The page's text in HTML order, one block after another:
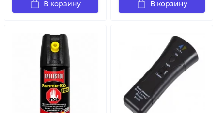
В корзину В корзину